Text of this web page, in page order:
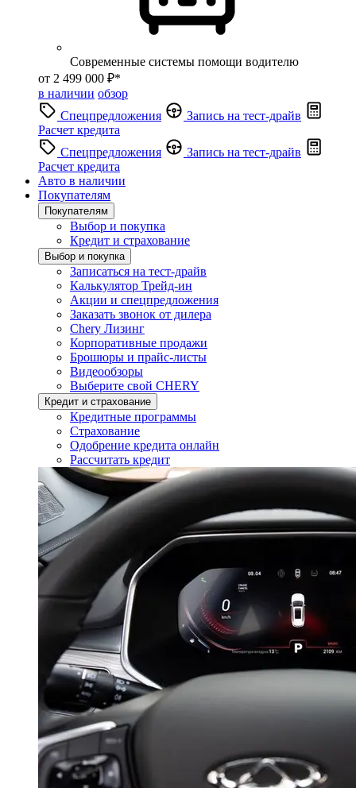
Современные системы помощи водителю
от 2 499 000 ₽*
в наличии обзор
Спецпредложения
Запись на тест-драйв
Расчет кредита
Спецпредложения
Запись на тест-драйв
Расчет кредита
Авто в наличии
Покупателям
Покупателям
Выбор и покупка
Кредит и страхование
Выбор и покупка
Записаться на тест-драйв
Калькулятор Трейд-ин
Акции и спецпредложения
Заказать звонок от дилера
Chery Лизинг
Корпоративные продажи
Брошюры и прайс-листы
Видеообзоры
Выберите свой CHERY
Кредит и страхование
Кредитные программы
Страхование
Одобрение кредита онлайн
Рассчитать кредит